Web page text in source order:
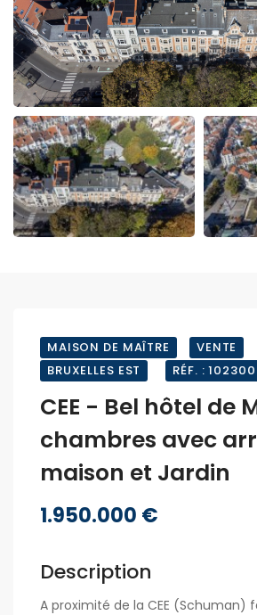
MAISON DE MAÎTRE
VENTE
BRUXELLES EST
RÉF. :
CEE - Bel hôtel de
chambres avec
maison et Jardin
1.950.000 €
Description
A proximité de la CEE (Schuman)